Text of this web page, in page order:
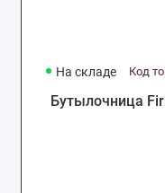
На складе Код
Бутылочница